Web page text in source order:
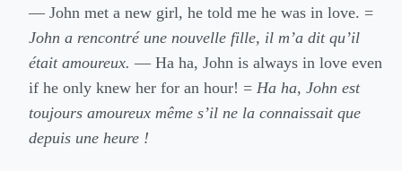
— John met a new girl, he told me he was in love. =
John a rencontré une nouvelle fille, il m’a dit qu’il
était amoureux. — Ha ha, John is always in love even
if he only knew her for an hour! = Ha ha, John est
toujours amoureux même s’il ne la connaissait que
depuis une heure !